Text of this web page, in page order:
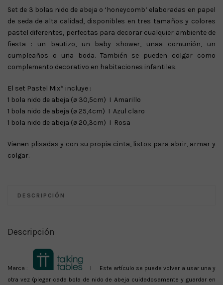
Set de 3 bolas nido de abeja o ‘honeycomb’ elaboradas en papel
de seda de alta calidad, disponibles en tres tamaños y colores
pastel diferentes, perfectas para decorar cualquier ambiente de
fiesta : un bautizo, un baby shower, unaa comunión, un
cumpleaños o una boda. También se pueden colgar como
complemento decorativo en habitaciones infantiles.
El set Pastel Mix* incluye :
1 bola nido de abeja (ø 30,5cm) I Amarillo
1 bola nido de abeja (ø 25,4cm) I Azul claro
1 bola nido de abeja (ø 20,3cm) I Rosa
Vienen plisadas y con su propia cinta, listos para abrir, armar y
colgar.
DESCRIPCIÓN
Descripción
Marca :
I Este artículo se puede volver a usar una y
otra vez (plegar cada bola de nido de abeja cuidadosamente y guardar en